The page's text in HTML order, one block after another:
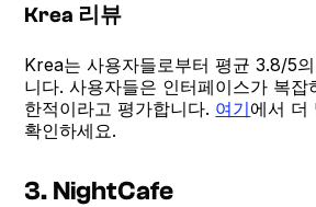
Krea 리뷰
Krea는 사용자들로부터 평균 3.8/5
니다. 사용자들은 인터페이스가 복잡
한적이라고 평가합니다. 여기에서 더
확인하세요.
3. NightCafe